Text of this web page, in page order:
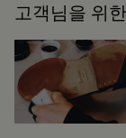
고객님을 위